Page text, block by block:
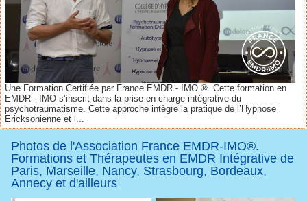
Une Formation Certifiée par France EMDR - IMO ®. Cette formation en
EMDR - IMO s’inscrit dans la prise en charge intégrative du
psychotraumatisme. Cette approche intègre la pratique de l’Hypnose
Ericksonienne et l...
Photos de l'Association France EMDR-IMO®.
Formations et Thérapeutes en EMDR Intégrative de
Paris, Marseille, Nancy, Strasbourg, Bordeaux,
Annecy et d'ailleurs